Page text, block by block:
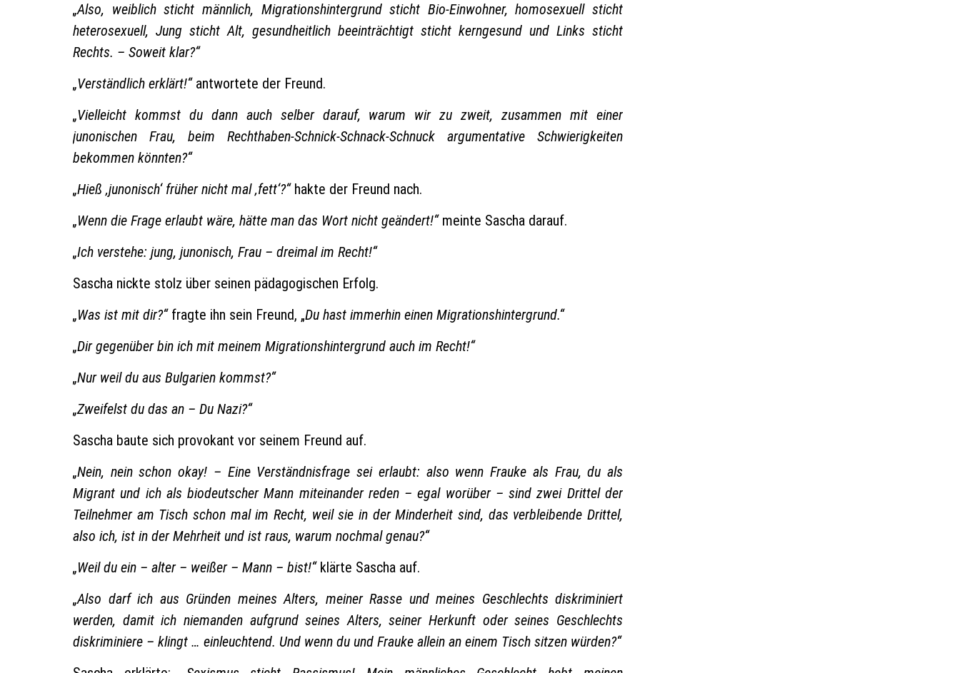
„Also, weiblich sticht männlich, Migrationshintergrund sticht Bio-Einwohner, homosexuell sticht
heterosexuell, Jung sticht Alt, gesundheitlich beeinträchtigt sticht kerngesund und Links sticht
Rechts. – Soweit klar?“
„Verständlich erklärt!“antwortete der Freund.
„Vielleicht kommst du dann auch selber darauf, warum wir zu zweit, zusammen mit einer
junonischen Frau, beim Rechthaben-Schnick-Schnack-Schnuck argumentative Schwierigkeiten
bekommen könnten?“
„Hieß ‚junonisch‘ früher nicht mal ‚fett‘?“hakte der Freund nach.
„Wenn die Frage erlaubt wäre, hätte man das Wort nicht geändert!“meinte Sascha darauf.
„Ich verstehe: jung, junonisch, Frau – dreimal im Recht!“
Sascha nickte stolz über seinen pädagogischen Erfolg.
„Was ist mit dir?“ fragte ihn sein Freund, „Du hast immerhin einen Migrationshintergrund.“
„Dir gegenüber bin ich mit meinem Migrationshintergrund auch im Recht!“
„Nur weil du aus Bulgarien kommst?“
„Zweifelst du das an – Du Nazi?“
Sascha baute sich provokant vor seinem Freund auf.
„Nein, nein schon okay! – Eine Verständnisfrage sei erlaubt: also wenn Frauke als Frau, du als
Migrant und ich als biodeutscher Mann miteinander reden – egal worüber – sind zwei Drittel der
Teilnehmer am Tisch schon mal im Recht, weil sie in der Minderheit sind, das verbleibende Drittel,
also ich, ist in der Mehrheit und ist raus, warum nochmal genau?“
„Weil du ein – alter – weißer – Mann – bist!“ klärte Sascha auf.
„Also darf ich aus Gründen meines Alters, meiner Rasse und meines Geschlechts diskriminiert
werden, damit ich niemanden aufgrund seines Alters, seiner Herkunft oder seines Geschlechts
diskriminiere – klingt … einleuchtend. Und wenn du und Frauke allein an einem Tisch sitzen würden?“